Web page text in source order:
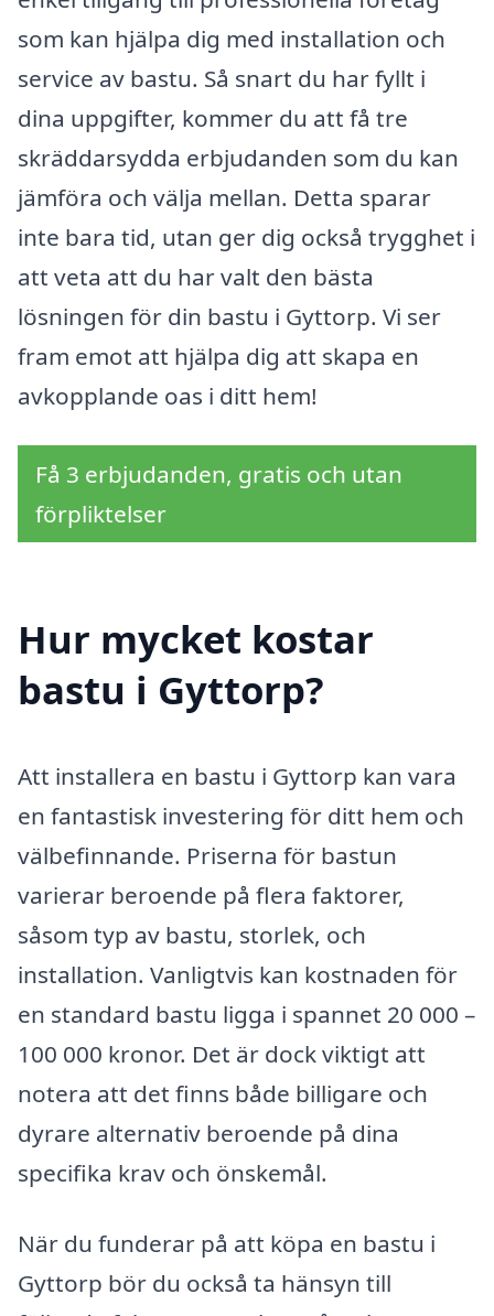
som kan hjälpa dig med installation och
service av bastu. Så snart du har fyllt i
dina uppgifter, kommer du att få tre
skräddarsydda erbjudanden som du kan
jämföra och välja mellan. Detta sparar
inte bara tid, utan ger dig också trygghet i
att veta att du har valt den bästa
lösningen för din bastu i Gyttorp. Vi ser
fram emot att hjälpa dig att skapa en
avkopplande oas i ditt hem!
Få 3 erbjudanden, gratis och utan
förpliktelser
Hur mycket kostar
bastu i Gyttorp?
Att installera en bastu i Gyttorp kan vara
en fantastisk investering för ditt hem och
välbefinnande. Priserna för bastun
varierar beroende på flera faktorer,
såsom typ av bastu, storlek, och
installation. Vanligtvis kan kostnaden för
en standard bastu ligga i spannet 20 000 –
100 000 kronor. Det är dock viktigt att
notera att det finns både billigare och
dyrare alternativ beroende på dina
specifika krav och önskemål.
När du funderar på att köpa en bastu i
Gyttorp bör du också ta hänsyn till